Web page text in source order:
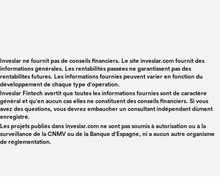
Inveslar ne fournit pas de conseils financiers. Le site inveslar.com fournit des
informations générales. Les rentabilités passées ne garantissent pas des
rentabilités futures. Les informations fournies peuvent varier en fonction du
développement de chaque type d'opération.
Inveslar Fintech avertit que toutes les informations fournies sont de caractère
général et qu'en aucun cas elles ne constituent des conseils financiers. Si vous
avez des questions, vous devrez embaucher un consultant indépendant dûment
enregistré.
Les projets publiés dans inveslar.com ne sont pas soumis à autorisation ou à la
surveillance de la CNMV ou de la Banque d'Espagne, ni a aucun autre organisme
de réglementation.